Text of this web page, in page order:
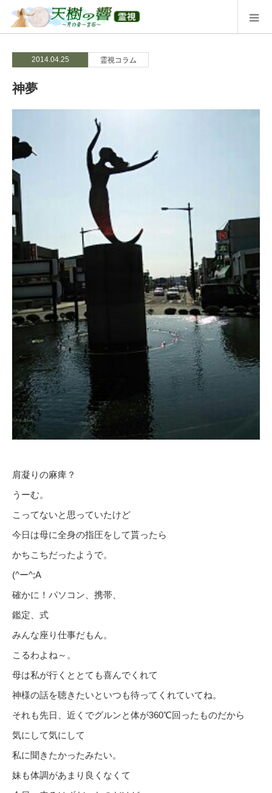
2014.04.25 霊視コラム
神夢
肩凝りの麻痺？
うーむ。
こってないと思っていたけど
今日は母に全身の指圧をして貰ったら
かちこちだったようで。
(^ー^;A
確かに！パソコン、携帯、
鑑定、式
みんな座り仕事だもん。
こるわよね～。
母は私が行くととても喜んでくれて
神様の話を聴きたいといつも待ってくれていてね。
それも先日、近くでグルンと体が360℃回ったものだから
気にして気にして
私に聞きたかったみたい。
妹も体調があまり良くなくて